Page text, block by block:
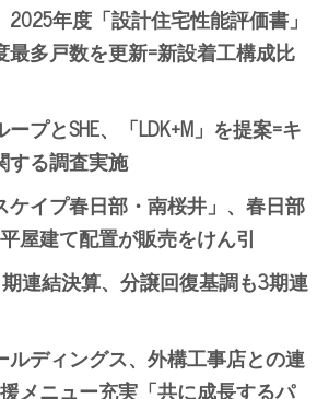
年度「設計住宅性能評価書」
多戸数を更新=新設着工構成比
プとSHE、「LDK+M」を提案=キ
する調査実施
ケイプ春日部・南桜井」、春日部
屋建て配置が販売をけん引
連結決算、分譲回復基調も3期連
ディングス、外構工事店との連
メニュー充実「共に成長するパ